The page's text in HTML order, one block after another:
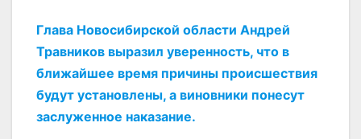
Глава Новосибирской области Андрей
Травников выразил уверенность, что в
ближайшее время причины происшествия
будут установлены, а виновники понесут
заслуженное наказание.